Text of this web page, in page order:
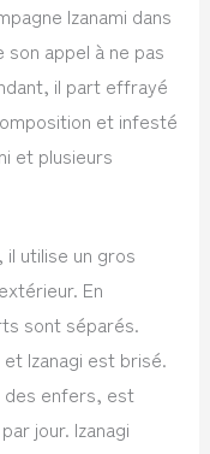
Izanami dans
son appel à ne pas
il part effrayé
et infesté
et plusieurs
utilise un gros
En
sont séparés.
Izanagi est brisé.
des enfers, est
jour. Izanagi